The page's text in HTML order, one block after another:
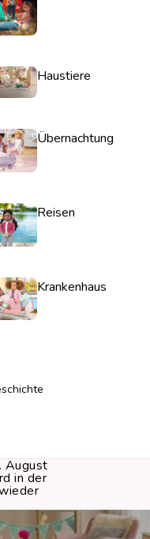
Haustiere
Übernachtung
Reisen
Krankenhaus
August
in der